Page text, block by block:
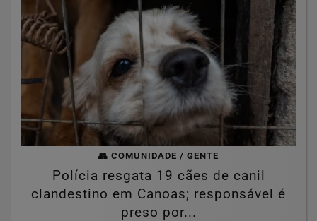
👥 COMUNIDADE / GENTE
Polícia resgata 19 cães de canil
clandestino em Canoas; responsável é
preso por...